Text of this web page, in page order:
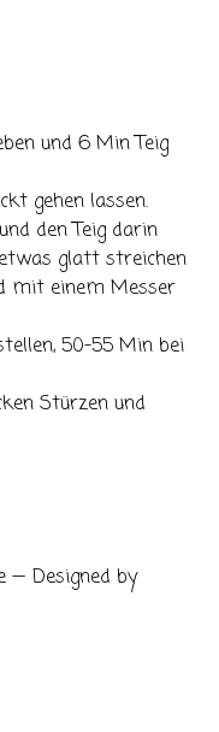
und 6 Min Teig
gehen lassen.
den Teig darin
glatt streichen
mit einem Messer
50-55 Min bei
Stürzen und
— Designed by